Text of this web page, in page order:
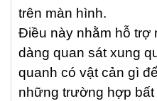
trên màn hình.
Điều này nhằm hỗ trợ
dàng quan sát xung
quanh có vật cản gì
những trường hợp